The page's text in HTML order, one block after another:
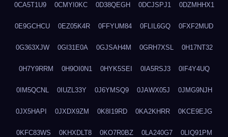
0CA5T1U9 0CMYI0KC 0D38QEGH 0DCJSPJ1 0DZMHHX1
0E9GCHCU 0EZ05K4R 0FFYUM84 0FLIL6GQ 0FXF2MUD
0G363XJW 0GI31E0A 0GJSAH4M 0GRH7XSL 0H17NT32
0H7Y9RRM 0H9OI0N1 0HYK5SEI 0IA5RSJ3 0IF4Y4UQ
0IM5QCNL 0IUZL33Y 0J6YMSQ9 0JAWX05J 0JMG9NJH
0JX5HAPI 0JXDX9ZM 0K8I19RD 0KA2KHRR 0KCE9EJG
0KFC83WS 0KHXDLT8 0KO7R0BZ 0LA240G7 0LIQ91PM